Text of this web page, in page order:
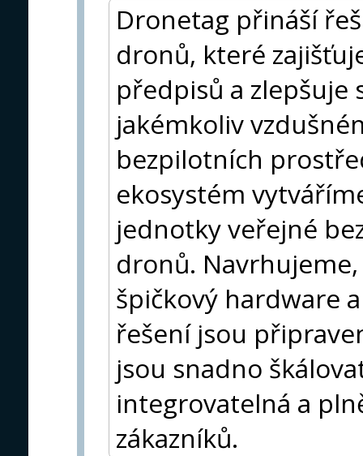
Dronetag přináší
dronů, které
předpisů a zlepšuje
jakémkoliv
bezpilotních
ekosystém
jednotky veřejné
dronů.
špičkový hardware
řešení jsou
jsou snadno
integrovatelná a
zákazníků.